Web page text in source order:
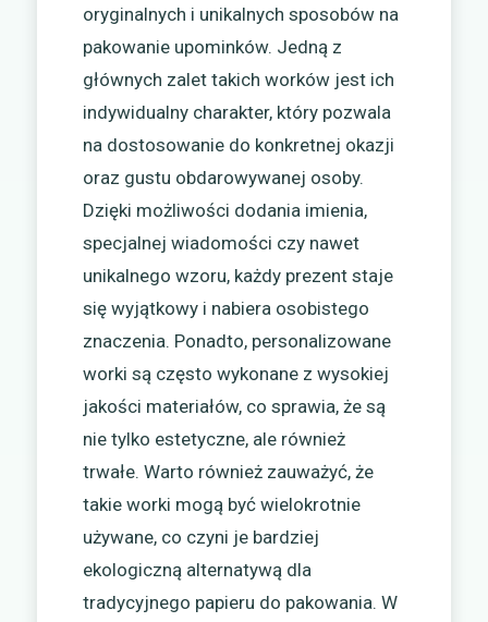
oryginalnych i unikalnych sposobów na
pakowanie upominków. Jedną z
głównych zalet takich worków jest ich
indywidualny charakter, który pozwala
na dostosowanie do konkretnej okazji
oraz gustu obdarowywanej osoby.
Dzięki możliwości dodania imienia,
specjalnej wiadomości czy nawet
unikalnego wzoru, każdy prezent staje
się wyjątkowy i nabiera osobistego
znaczenia. Ponadto, personalizowane
worki są często wykonane z wysokiej
jakości materiałów, co sprawia, że są
nie tylko estetyczne, ale również
trwałe. Warto również zauważyć, że
takie worki mogą być wielokrotnie
używane, co czyni je bardziej
ekologiczną alternatywą dla
tradycyjnego papieru do pakowania. W